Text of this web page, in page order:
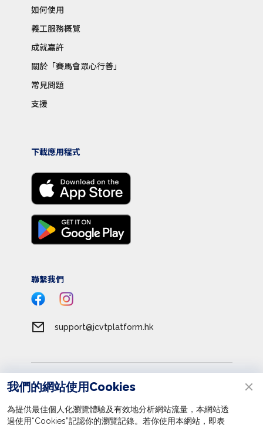
如何使用
義工服務概覽
成就嘉許
關於「賽馬會眾心行善」
常見問題
支援
下載應用程式
聯繫我們
support@jcvtplatform.hk
私隱政策
收集個人資料聲明
我們的網站使用Cookies
為提供最佳個人化瀏覽體驗及有效地分析網站流量，本網站透
過使用“Cookies”記認你的瀏覽記錄。若你使用本網站，即表